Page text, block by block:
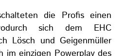
die Profis einen
sich dem EHC
Lösch und Geigenmüller
im einzigen Powerplay des